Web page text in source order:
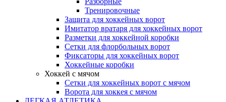
Тренировочные
Защита для хоккейных ворот
Имитатор вратаря для хоккейных ворот
Разметки для хоккейной коробки
Сетки для флорбольных ворот
Фиксаторы для хоккейных ворот
Хоккейные коробки
Хоккей с мячом
Сетки для хоккейных ворот с мячом
Ворота для хоккея с мячом